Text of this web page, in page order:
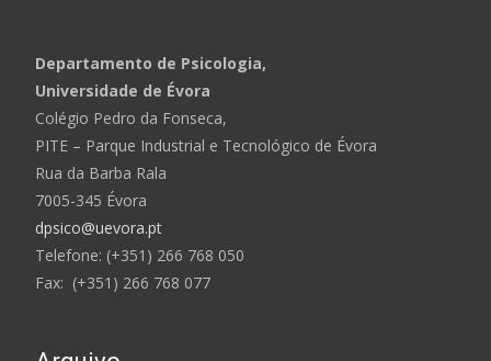
Departamento de Psicologia,
Universidade de Évora
Colégio Pedro da Fonseca,
PITE – Parque Industrial e Tecnológico de Évora
Rua da Barba Rala
7005-345 Évora
dpsico@uevora.pt
Telefone: (+351) 266 768 050
Fax: (+351) 266 768 077